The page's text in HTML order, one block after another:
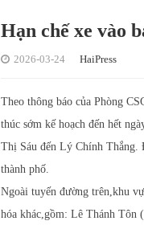
Hạn chế xe vào
2026-03-24 HaiPress
Theo thông báo của Phòng
thúc sớm kế hoạch đến hết
Thị Sáu đến Lý Chính Thắng.
thành phố.
Ngoài tuyến đường trên,khu
hóa khác,gồm: Lê Thánh Tôn